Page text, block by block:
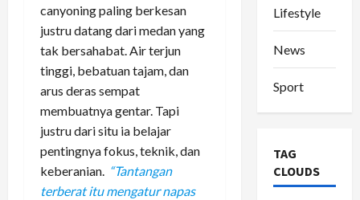
canyoning paling berkesan
justru datang dari medan yang
tak bersahabat. Air terjun
tinggi, bebatuan tajam, dan
arus deras sempat
membuatnya gentar. Tapi
justru dari situ ia belajar
pentingnya fokus, teknik, dan
keberanian. “Tantangan
terberat itu mengatur napas
Lifestyle
News
Sport
TAG
CLOUDS